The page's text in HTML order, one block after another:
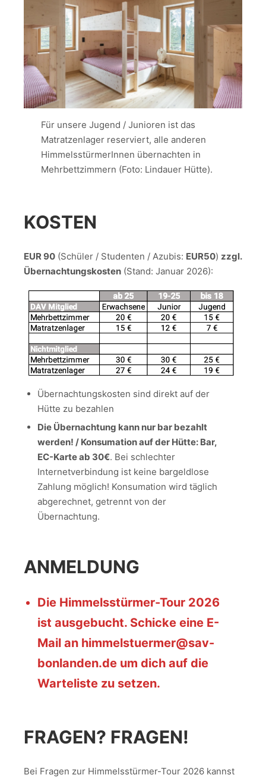
Für unsere Jugend / Junioren ist das
Matratzenlager reserviert, alle anderen
HimmelsstürmerInnen übernachten in
Mehrbettzimmern (Foto: Lindauer Hütte).
KOSTEN
EUR 90 (Schüler / Studenten / Azubis: EUR50) zzgl.
Übernachtungskosten (Stand: Januar 2026):
Übernachtungskosten sind direkt auf der
Hütte zu bezahlen
Die Übernachtung kann nur bar bezahlt
werden! / Konsumation auf der Hütte: Bar,
EC-Karte ab 30€. Bei schlechter
Internetverbindung ist keine bargeldlose
Zahlung möglich! Konsumation wird täglich
abgerechnet, getrennt von der
Übernachtung.
ANMELDUNG
Die Himmelsstürmer-Tour 2026
ist ausgebucht. Schicke eine E-
Mail an himmelstuermer@sav-
bonlanden.de um dich auf die
Warteliste zu setzen.
FRAGEN? FRAGEN!
Bei Fragen zur Himmelsstürmer-Tour 2026 kannst